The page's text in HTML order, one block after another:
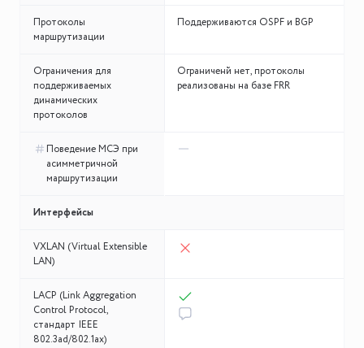
Протоколы
маршрутизации
Поддерживаются OSPF и BGP
Ограничения для
поддерживаемых
динамических
протоколов
Ограниченй нет, протоколы
реализованы на базе FRR
Поведение МСЭ при
асимметричной
маршрутизации
Интерфейсы
VXLAN (Virtual Extensible
LAN)
LACP (Link Aggregation
Control Protocol,
стандарт IEEE
802.3ad/802.1ax)